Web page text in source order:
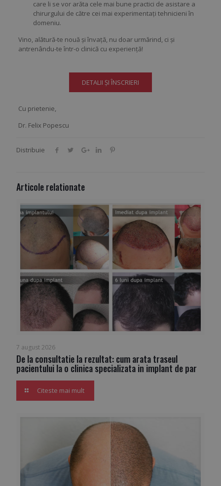
care li se vor arăta cele mai bune practici de asistare a
chirurgului de către cei mai experimentați tehnicieni în
domeniu.
Vino, alătură-te nouă și învață, nu doar urmărind, ci și
antrenându-te într-o clinică cu experiență!
DETALII ȘI ÎNSCRIERI
Cu prietenie,
Dr. Felix Popescu
Distribuie
Articole relationate
7 august 2026
De la consultatie la rezultat: cum arata traseul
pacientului la o clinica specializata in implant de par
Citeste mai mult